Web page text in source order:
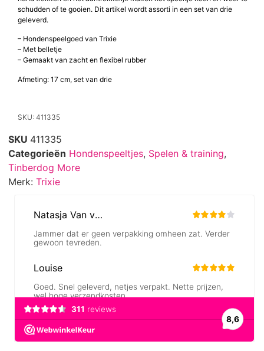
schudden of te gooien. Dit artikel wordt assorti in een set van drie
geleverd.
– Hondenspeelgoed van Trixie
– Met belletje
– Gemaakt van zacht en flexibel rubber
Afmeting: 17 cm, set van drie
SKU: 411335
SKU 411335
Categorieën Hondenspeeltjes, Spelen & training,
Tinberdog More
Merk: Trixie